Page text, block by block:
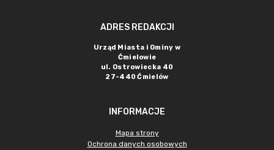
ADRES REDAKCJI
Urząd Miasta i Gminy w
Ćmielowie
ul. Ostrowiecka 40
27-440 Ćmielów
INFORMACJE
Mapa strony
Ochrona danych osobowych